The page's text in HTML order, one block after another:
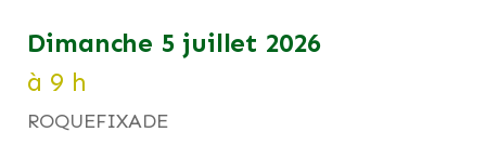
dimanche 5 juillet 2026
à 9 h
ROQUEFIXADE